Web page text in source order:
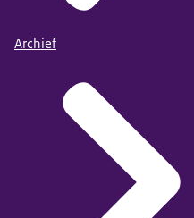
Archief